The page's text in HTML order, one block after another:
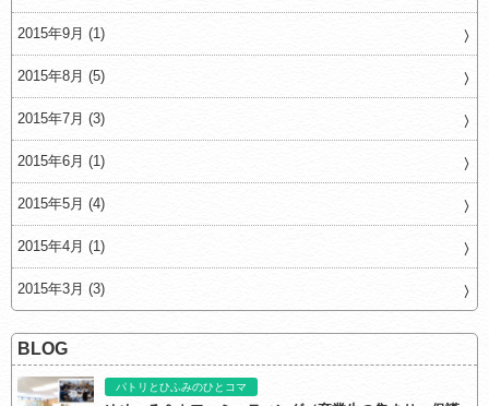
2015年9月 (1)
2015年8月 (5)
2015年7月 (3)
2015年6月 (1)
2015年5月 (4)
2015年4月 (1)
2015年3月 (3)
BLOG
パトリとひふみのひとコマ